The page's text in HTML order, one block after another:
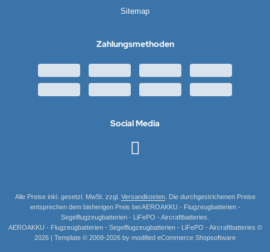
Sitemap
Zahlungsmethoden
Social Media
Alle Preise inkl. gesetzl. MwSt. zzgl. Versandkosten. Die durchgestrichenen Preise
entsprechen dem bisherigen Preis bei AEROAKKU - Flugzeugbatterien -
Segelflugzeugbatterien - LiFePO - Aircraftbatteries.
AEROAKKU - Flugzeugbatterien - Segelflugzeugbatterien - LiFePO - Aircraftbatteries ©
2026 | Template © 2009-2026 by modified eCommerce Shopsoftware